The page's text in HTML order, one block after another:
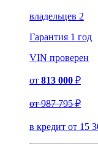
владельцев 2
Гарантия 1 год
VIN проверен
от 813 000 ₽
от987 795 ₽
в кредит от 15